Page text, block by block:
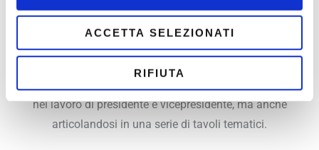
ACCETTA SELEZIONATI
RIFIUTA
strumento rappresentativo particolarmente attivo a Livorno è
la Consulta del volontariato comunale. Alla Consulta hanno
di partecipazione e collaborazione nella propria assemblea,
nel lavoro di presidente e vicepresidente, ma anche
articolandosi in una serie di tavoli tematici.